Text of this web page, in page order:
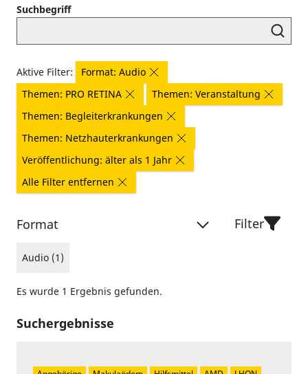
Suchbegriff
Aktive Filter:
Format: Audio
Themen: PRO RETINA
Themen: Veranstaltung
Themen: Begleiterkrankungen
Themen: Netzhauterkrankungen
Veröffentlichung: älter als 1 Jahr
Alle Filter entfernen
Format
Audio (1)
Filter
Es wurde 1 Ergebnis gefunden.
Suchergebnisse